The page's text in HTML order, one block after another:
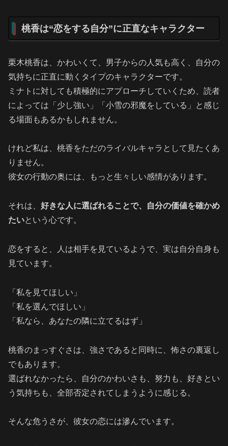
桃香は“恋をする自分”に正直なキャラクター
栗木桃香は、かわいくて、男子からの人気も高く、自分の
気持ちに正直に動くタイプのキャラクターです。
ミナトに対しても積極的にアプローチしていくため、読者
によっては「少し強い」「小雪の邪魔をしている」と感じ
る場面もあるかもしれません。
けれど私は、桃香をただのライバルキャラとして見たくあ
りません。
彼女の行動の奥には、もっと生々しい感情があります。
それは、 好きな人に選ばれることで、自分の価値を確かめ
たいという心です。
恋をすると、人は相手を見ているようで、実は自分自身も
見ています。
「私を見てほしい」
「私を選んでほしい」
「私なら、あなたの隣に立てるはず」
桃香のまっすぐさは、強さであると同時に、怖さの裏返し
でもあります。
選ばれなかったら、自分のかわいさも、努力も、好きとい
う気持ちも、全部否定されてしまうように感じる。
そんな危うさが、彼女の恋には滲んでいます。